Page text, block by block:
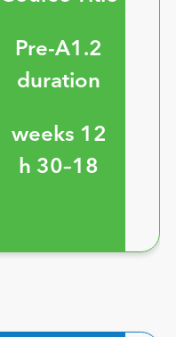
Pre-A1.2
duration
12 weeks
18–30 h